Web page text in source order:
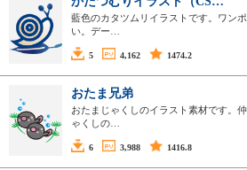
藍色のカタツムリイラストです。ワン
い。デー…
5 4,162 1474.2
おたま兄弟
おたまじゃくしのイラスト素材です。
ゃくしの…
6 3,988 1416.8